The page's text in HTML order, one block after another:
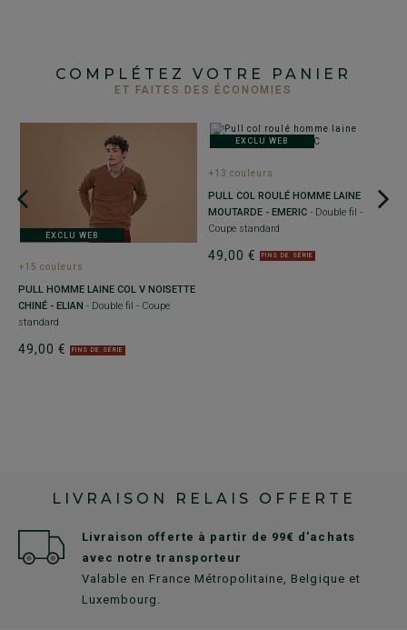
COMPLÉTEZ VOTRE PANIER
ET FAITES DES ÉCONOMIES
EXCLU WEB
+15 couleurs
PULL HOMME LAINE COL V NOISETTE
CHINÉ - ELIAN - Double fil - Coupe
standard
49,00 € FINS DE SÉRIE
EXCLU WEB
+13 couleurs
PULL COL ROULÉ HOMME LAINE
MOUTARDE - EMERIC - Double fil -
Coupe standard
49,00 € FINS DE SÉRIE
LIVRAISON RELAIS OFFERTE
Livraison offerte à partir de 99€ d'achats
avec notre transporteur
Valable en France Métropolitaine, Belgique et
Luxembourg.